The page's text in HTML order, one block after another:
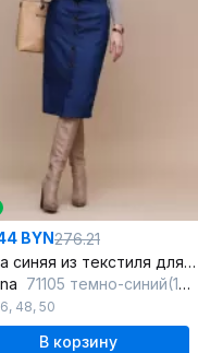
BYN276.21
Юбка синяя из текстиля для повседневного образа
71105 темно-синий(164)
, 48, 50
В корзину